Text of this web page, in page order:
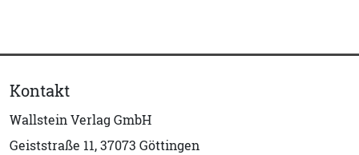
Kontakt
Wallstein Verlag GmbH
Geiststraße 11, 37073 Göttingen